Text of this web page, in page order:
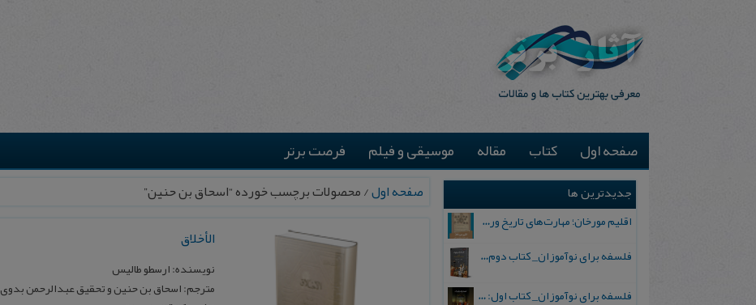
صفحه اول کتاب مقاله موسیقی و فیلم فرصت برتر
صفحه اول/ محصولات برچسب خورده “اسحاق‌ بن‌ حنین”
الأخلاق‌
نویسنده: ارسطو طالیس
مترجم: اسحاق‌ بن‌ حنین و تحقیق عبدالرحمن بدوی
جدیدترین ها
اقلیم مورخان؛ مهارت‌های تاریخ ورزی علمی
فلسفه برای نوآموزان_ کتاب دوم: پرسش درباره واقعیت و معرفت
فلسفه برای نوآموزان_ کتاب اول: تردید در باورهای رایج